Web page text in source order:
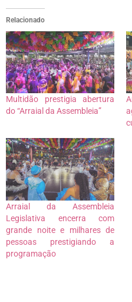
Relacionado
Multidão prestigia abertura
do “Arraial da Assembleia”
Arraial da Assembleia
Legislativa encerra com
grande noite e milhares de
pessoas prestigiando a
programação